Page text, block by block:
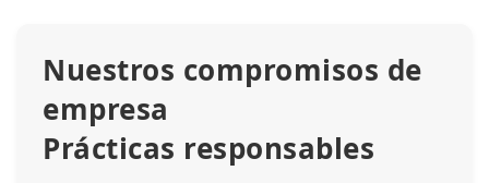
Nuestros compromisos de
empresa
Prácticas responsables